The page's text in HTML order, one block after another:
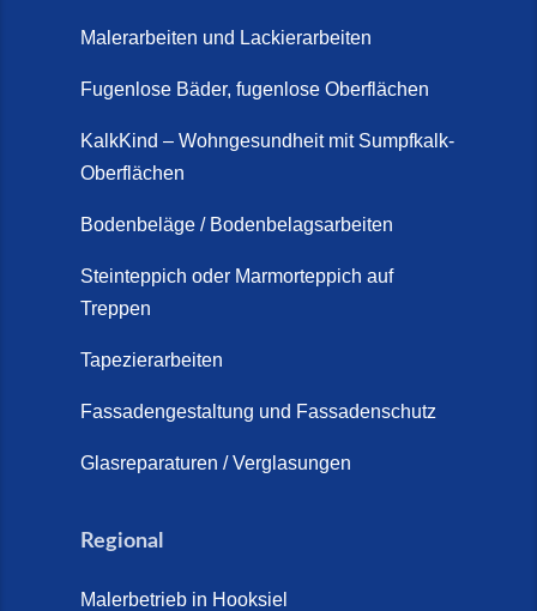
Malerarbeiten und Lackierarbeiten
Fugenlose Bäder, fugenlose Oberflächen
KalkKind – Wohngesundheit mit Sumpfkalk-
Oberflächen
Bodenbeläge / Bodenbelagsarbeiten
Steinteppich oder Marmorteppich auf
Treppen
Tapezierarbeiten
Fassadengestaltung und Fassadenschutz
Glasreparaturen / Verglasungen
Regional
Malerbetrieb in Hooksiel